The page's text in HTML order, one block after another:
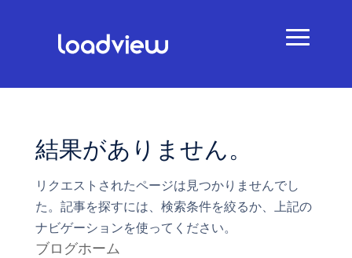
結果がありません。
リクエストされたページは見つかりませんでし
た。記事を探すには、検索条件を絞るか、上記の
ナビゲーションを使ってください。
ブログホーム